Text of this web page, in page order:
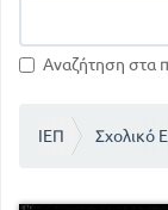
Αναζήτηση στα
ΙΕΠ Σχολικό